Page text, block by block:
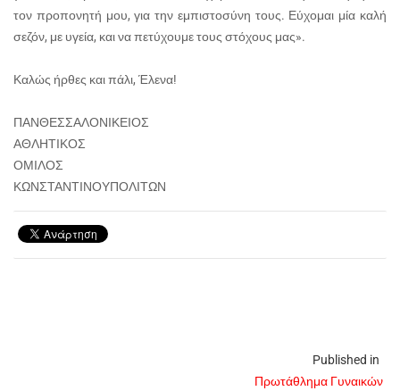
Published in
Πρωτάθλημα Γυναικών
τον προπονητή μου, για την εμπιστοσύνη τους. Εύχομαι μία καλή
σεζόν, με υγεία, και να πετύχουμε τους στόχους μας».
Καλώς ήρθες και πάλι, Έλενα!
ΠΑΝΘΕΣΣΑΛΟΝΙΚΕΙΟΣ
ΑΘΛΗΤΙΚΟΣ
ΟΜΙΛΟΣ
ΚΩΝΣΤΑΝΤΙΝΟΥΠΟΛΙΤΩΝ